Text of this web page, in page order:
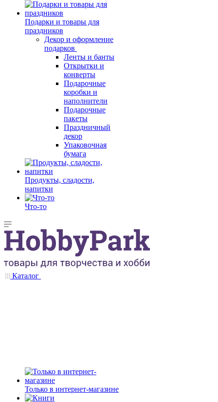
Подарки и товары для
праздников
Декор и оформление
подарков
Ленты и банты
Открытки и
конверты
Подарочные
коробки и
наполнители
Подарочные
пакеты
Праздничный
декор
Упаковочная
бумага
Продукты, сладости,
напитки
Что-то
Каталог
Только в интернет-магазине